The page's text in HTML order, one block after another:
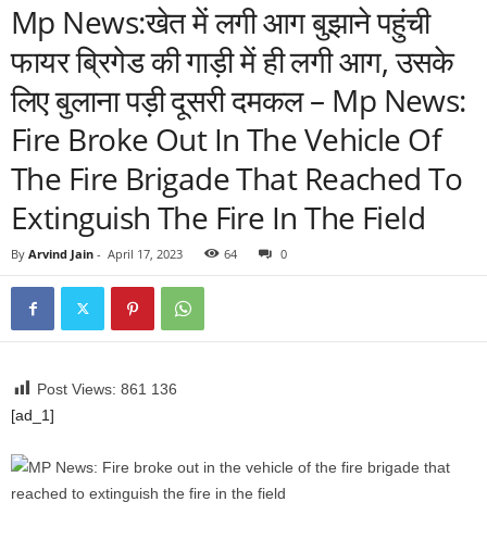
Mp News:खेत में लगी आग बुझाने पहुंची
फायर ब्रिगेड की गाड़ी में ही लगी आग, उसके
लिए बुलाना पड़ी दूसरी दमकल – Mp News:
Fire Broke Out In The Vehicle Of
The Fire Brigade That Reached To
Extinguish The Fire In The Field
By Arvind Jain - April 17, 2023 64 0
Post Views: 861 136
[ad_1]